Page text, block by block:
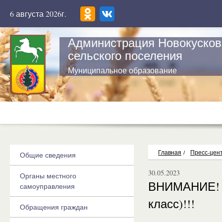
6 августа 2026г.
Администрация
сельского поселения
Муниципальное образование
Главная / Пресс-
30.05.2023
ВНИМАНИЕ!
класс)!!!
Общие сведения
Органы местного
самоуправления
Обращения граждан